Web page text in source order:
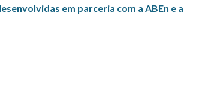
em parceria com a ABEn e a